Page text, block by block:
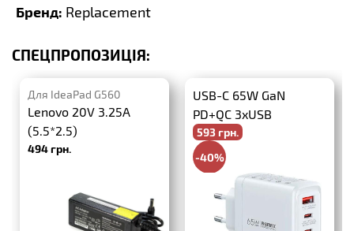
Бренд: Replacement
СПЕЦПРОПОЗИЦІЯ:
Для IdeaPad G560
Lenovo 20V 3.25A
(5.5*2.5)
494 грн.
USB-C 65W GaN
PD+QC 3xUSB
593 грн.
-40%
988 грн.